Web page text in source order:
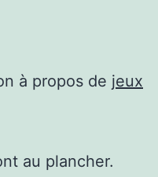
à propos de jeux
au plancher.